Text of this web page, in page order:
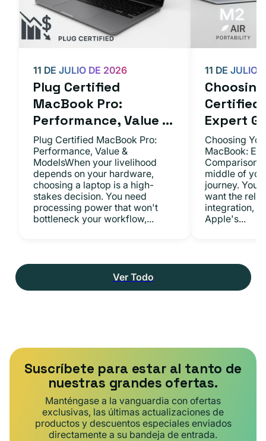
Plug Certified
MacBook Pro:
Performance, Value ...
11 DE JULIO DE 2026
Plug Certified MacBook Pro:
Performance, Value &
ModelsWhen your livelihood
depends on your hardware,
choosing a laptop is a high-
stakes decision. You need
processing power that won't
bottleneck your workflow,...
Certified
Expert
11 DE JULIO
Choosing
MacBook:
middle of
journey. You
want the
integration,
Apple's...
Ver Todo
Suscríbete para estar al tanto de
nuestras grandes ofertas.
Manténgase a la vanguardia con ofertas
exclusivas, las últimas actualizaciones de
productos y descuentos especiales enviados
directamente a su bandeja de entrada.